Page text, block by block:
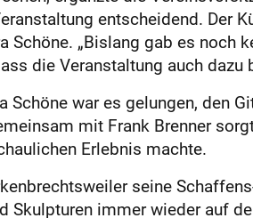
entscheidend. Der
Schöne. „Bislang gab es noch
die Veranstaltung auch
Schöne war es gelungen, den
mit Frank Brenner
Erlebnis machte.
seine
Skulpturen immer wieder auf